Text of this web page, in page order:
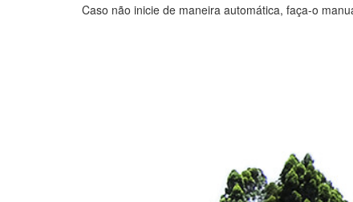
Caso não inicie de maneira automática, faça-o